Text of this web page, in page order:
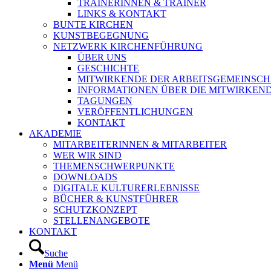
TRAINERINNEN & TRAINER
LINKS & KONTAKT
BUNTE KIRCHEN
KUNSTBEGEGNUNG
NETZWERK KIRCHENFÜHRUNG
ÜBER UNS
GESCHICHTE
MITWIRKENDE DER
INFORMATIONEN ÜBER DIE
TAGUNGEN
VERÖFFENTLICHUNGEN
KONTAKT
AKADEMIE
MITARBEITERINNEN & MITARBEITER
WER WIR SIND
THEMENSCHWERPUNKTE
DOWNLOADS
DIGITALE KULTURERLEBNISSE
BÜCHER & KUNSTFÜHRER
SCHUTZKONZEPT
STELLENANGEBOTE
KONTAKT
Suche
Menü Menü